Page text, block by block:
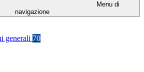
Menu di
navigazione
generali 70